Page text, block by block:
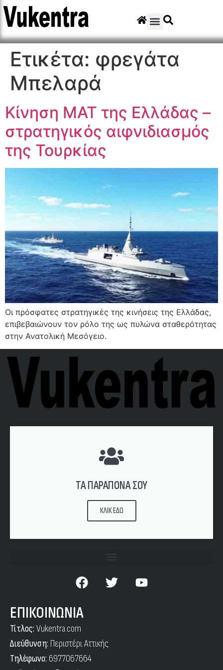
Ετικέτα: φρεγάτα
Μπελαρά
Κίνηση ΜΑΤ της Ελλάδας –
στρατηγικός αιφνιδιασμός
της Τουρκίας
Οι πρόσφατες στρατηγικές της κινήσεις της Ελλάδας,
επιβεβαιώνουν τον ρόλο της ως πυλώνα σταθερότητας
στην Ανατολική Μεσόγειο.
ΤΑ ΠΑΡΑΠΟΝΑ ΣΟΥ
ΚΛΙΚ ΕΔΩ
ΕΠΙΚΟΙΝΩΝΙΑ
Τίτλος: Vukentra.com
Διεύθυνση: Περιστέρι Αττικής
Τηλέφωνο: 6977067664